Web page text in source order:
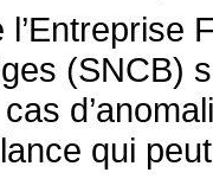
(SNCB)
qui